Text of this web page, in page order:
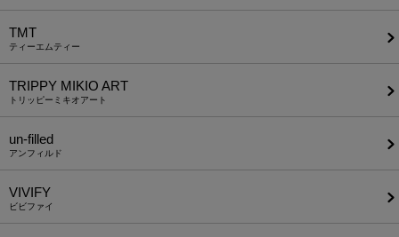
TMT
ティーエムティー
TRIPPY MIKIO ART
トリッピーミキオアート
un-filled
アンフィルド
VIVIFY
ビビファイ